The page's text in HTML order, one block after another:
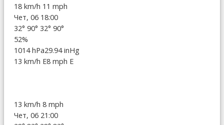
18 km/h 11 mph
Чет, 06 18:00
32° 90° 32° 90°
52%
1014 hPa29.94 inHg
13 km/h E8 mph E
13 km/h 8 mph
Чет, 06 21:00